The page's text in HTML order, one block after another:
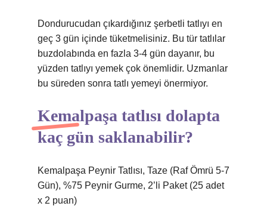
Dondurucudan çıkardığınız şerbetli tatlıyı en
geç 3 gün içinde tüketmelisiniz. Bu tür tatlılar
buzdolabında en fazla 3-4 gün dayanır, bu
yüzden tatlıyı yemek çok önemlidir. Uzmanlar
bu süreden sonra tatlı yemeyi önermiyor.
Kemalpaşa tatlısı dolapta
kaç gün saklanabilir?
Kemalpaşa Peynir Tatlısı, Taze (Raf Ömrü 5-7
Gün), %75 Peynir Gurme, 2’li Paket (25 adet
x 2 puan)